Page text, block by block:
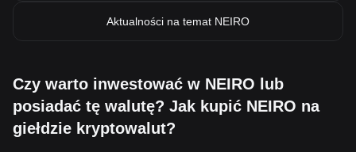
Aktualności na temat NEIRO
Czy warto inwestować w NEIRO lub
posiadać tę walutę? Jak kupić NEIRO na
giełdzie kryptowalut?